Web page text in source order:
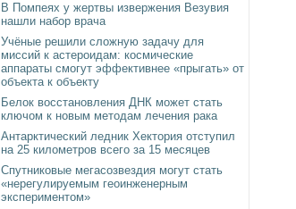
В Помпеях у жертвы извержения Везувия
нашли набор врача
Учёные решили сложную задачу для
миссий к астероидам: космические
аппараты смогут эффективнее «прыгать» от
объекта к объекту
Белок восстановления ДНК может стать
ключом к новым методам лечения рака
Антарктический ледник Хектория отступил
на 25 километров всего за 15 месяцев
Спутниковые мегасозвездия могут стать
«нерегулируемым геоинженерным
экспериментом»